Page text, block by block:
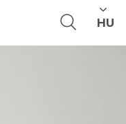
HU